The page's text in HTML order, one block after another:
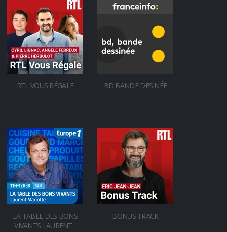
RTL VOUS RÉGALE BD BANDE DESINÉE
LA TABLE DES BONS
VIVANTS LAURENT...
BONUS TRACK